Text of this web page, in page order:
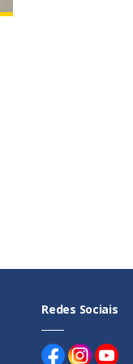
Redes Sociais